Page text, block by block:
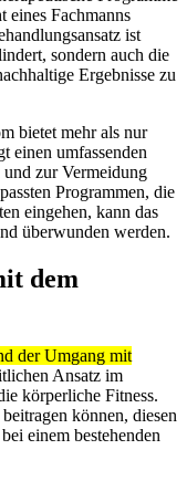
eines Fachmanns
ist
sondern auch die
Ergebnisse zu
bietet mehr als nur
einen umfassenden
zur Vermeidung
Programmen, die
eingehen, kann das
überwunden werden.
dem
der Umgang mit
Ansatz im
körperliche Fitness.
können, diesen
einem bestehenden